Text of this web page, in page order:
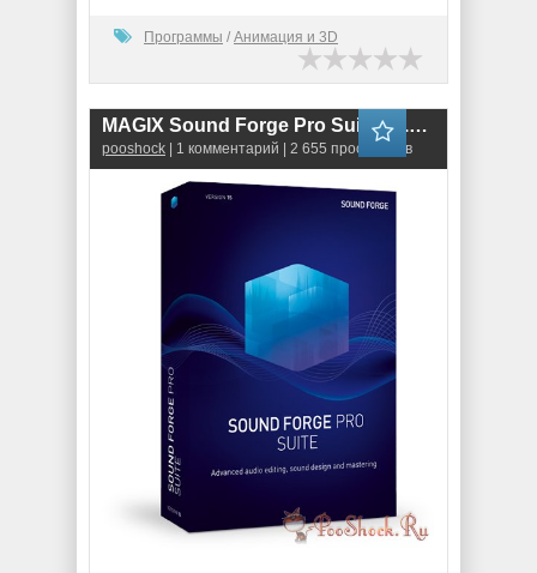
Программы / Анимация и 3D
MAGIX Sound Forge Pro Suite 15.0.0.161 RUS-ENG
pooshock | 1 комментарий | 2 655 просмотров